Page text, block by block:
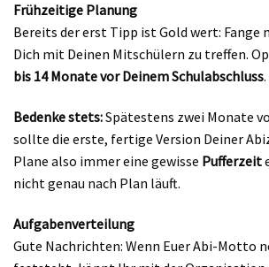
Frühzeitige Planung
Bereits der erst Tipp ist Gold wert: Fange
Dich mit Deinen Mitschülern zu treffen.
bis 14 Monate vor Deinem Schulabschluss.
Bedenke stets:Spätestens zwei Monate
sollte die erste, fertige Version Deiner
Plane also immer eine gewisse Pufferzeit
nicht genau nach Plan läuft.
Aufgabenverteilung
Gute Nachrichten: Wenn Euer Abi-Motto